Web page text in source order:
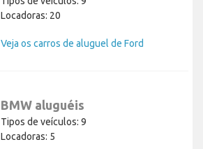
Locadoras: 20
Veja os carros de aluguel de Ford
BMW aluguéis
Tipos de veículos: 9
Locadoras: 5